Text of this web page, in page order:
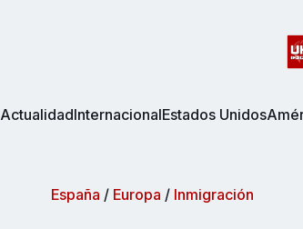
ActualidadInternacionalEstados Unidos
España / Europa / Inmigración